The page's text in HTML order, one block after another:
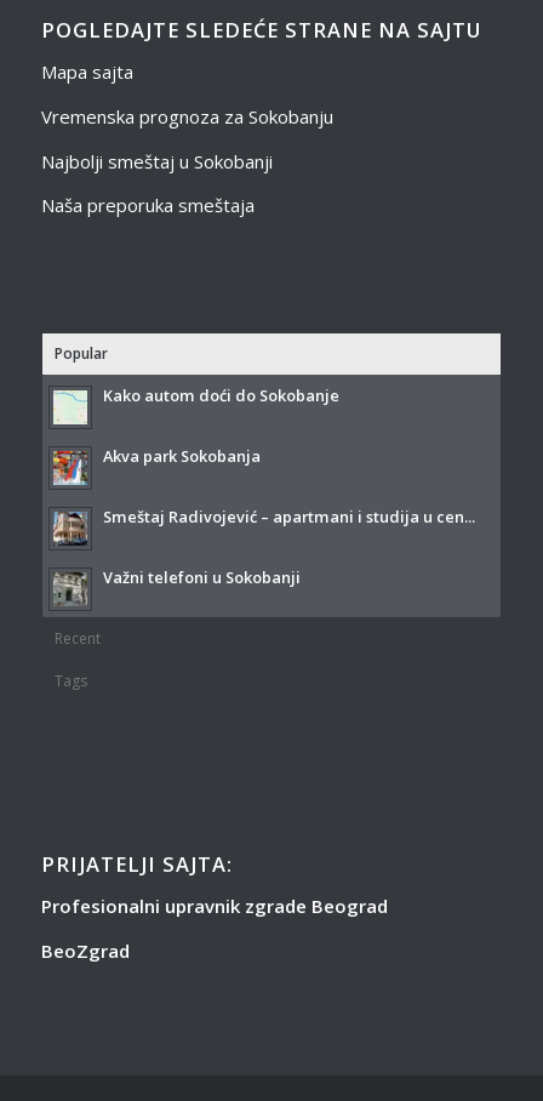
POGLEDAJTE SLEDEĆE STRANE NA SAJTU
Mapa sajta
Vremenska prognoza za Sokobanju
Najbolji smeštaj u Sokobanji
Naša preporuka smeštaja
Popular
Kako autom doći do Sokobanje
Akva park Sokobanja
Smeštaj Radivojević – apartmani i studija u cen...
Važni telefoni u Sokobanji
Recent
Tags
PRIJATELJI SAJTA:
Profesionalni upravnik zgrade Beograd
BeoZgrad